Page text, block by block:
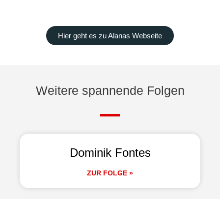
Hier geht es zu Alanas Webseite
Weitere spannende Folgen
Dominik Fontes
ZUR FOLGE »